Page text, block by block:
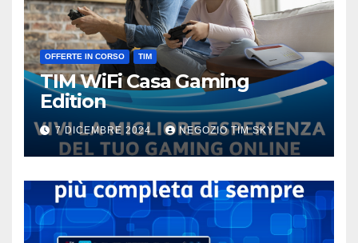
OFFERTE IN CORSO TIM
TIM WiFi Casa Gaming
Edition
7 DICEMBRE 2024 NEGOZIO TIM SKY